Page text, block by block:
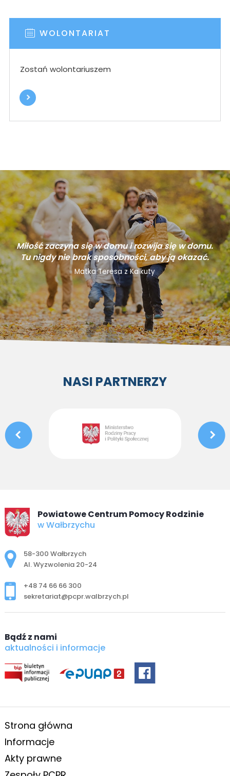
WOLONTARIAT
Zostań wolontariuszem
Miłość zaczyna się w domu i rozwija się w domu.
Tu nigdy nie brak sposobności, aby ją okazać.
Matka Teresa z Kalkuty
NASI PARTNERZY
Powiatowe Centrum Pomocy Rodzinie
w Wałbrzychu
Adres pocztowy:
58-300 Wałbrzych
Al. Wyzwolenia 20-24
+48 74 66 66 300
sekretariat@pcpr.walbrzych.pl
Bądź z nami
aktualności i informacje
Strona główna
Informacje
Akty prawne